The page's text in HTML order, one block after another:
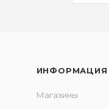
ИНФОРМАЦИЯ
Магазины